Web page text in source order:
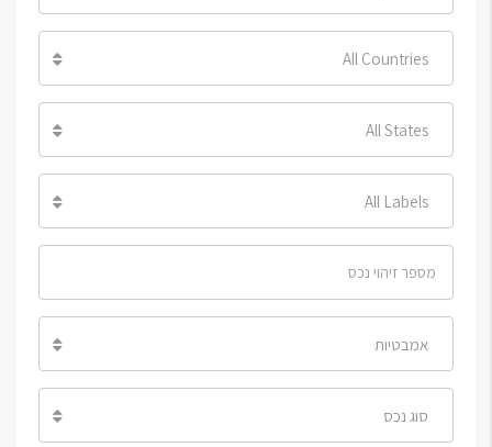
All Countries
All States
All Labels
אמבטיות
סוג נכס